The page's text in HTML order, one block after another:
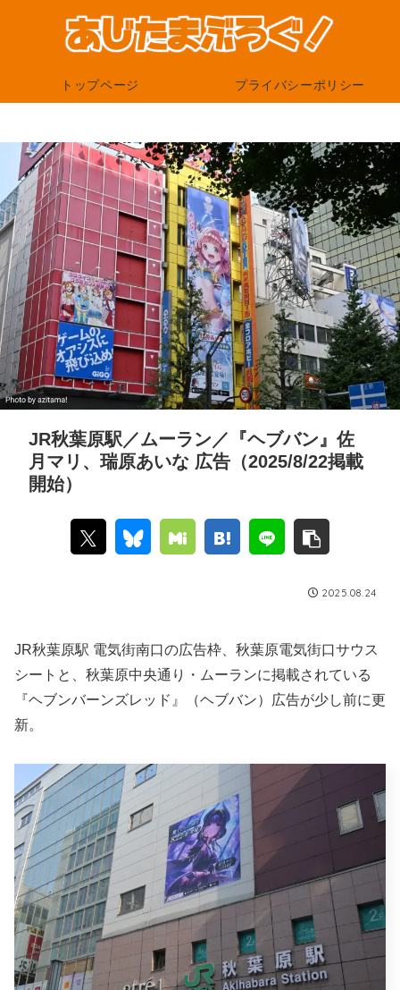
トップページ プライバシーポリシー
JR秋葉原駅／ムーラン／『ヘブバン』佐
月マリ、瑞原あいな 広告（2025/8/22掲載
開始）
2025.08.24
JR秋葉原駅 電気街南口の広告枠、秋葉原電気街口サウス
シートと、秋葉原中央通り・ムーランに掲載されている
『ヘブンバーンズレッド』（ヘブバン）広告が少し前に更
新。